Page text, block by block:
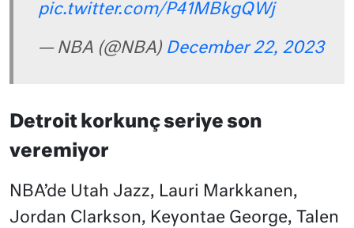
pic.twitter.com/P41MBkgQWj
— NBA (@NBA) December 22, 2023
Detroit korkunç seriye son
veremiyor
NBA’de Utah Jazz, Lauri Markkanen,
Jordan Clarkson, Keyontae George, Talen